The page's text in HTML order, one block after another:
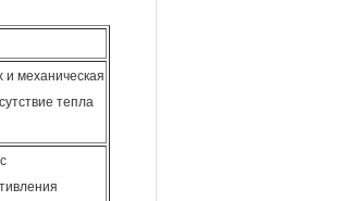
и механическая
тепла